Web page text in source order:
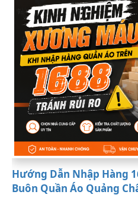
Hướng Dẫn Nhập Hàng
Buôn Quần Áo Quảng